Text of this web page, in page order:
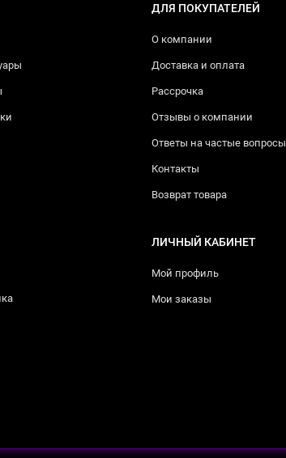
ДЛЯ ПОКУПАТЕЛЕЙ
О компании
Доставка и оплата
Рассрочка
Отзывы о компании
Ответы на частые вопросы
Контакты
Возврат товара
ЛИЧНЫЙ КАБИНЕТ
Мой профиль
Мои заказы